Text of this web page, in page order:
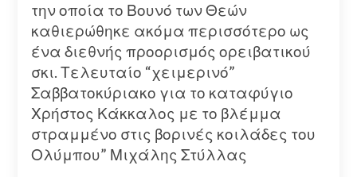
την οποία το Βουνό των Θεών
καθιερώθηκε ακόμα περισσότερο ως
ένα διεθνής προορισμός ορειβατικού
σκι. Τελευταίο “χειμερινό”
Σαββατοκύριακο για το καταφύγιο
Χρήστος Κάκκαλος με το βλέμμα
στραμμένο στις βορινές κοιλάδες του
Ολύμπου” Μιχάλης Στύλλας